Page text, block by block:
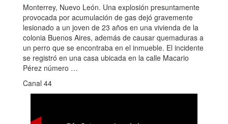
Monterrey, Nuevo León. Una explosión presuntamente
provocada por acumulación de gas dejó gravemente
lesionado a un joven de 23 años en una vivienda de la
colonia Buenos Aires, además de causar quemaduras a
un perro que se encontraba en el inmueble. El incidente
se registró en una casa ubicada en la calle Macario
Pérez número …
Canal 44